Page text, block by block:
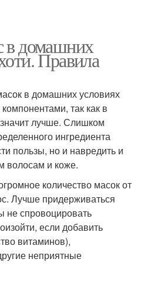
в домашних
Правила
в домашних условиях
так как в
лучше. Слишком
ингредиента
пользы, но и навредить и
волосам и коже.
количество масок от
Лучше придерживаться
не спровоцировать
если добавить
витаминов),
неприятные